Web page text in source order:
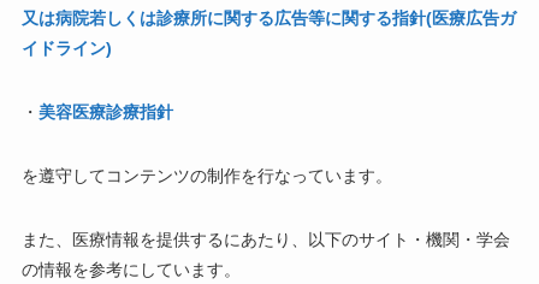
又は病院若しくは診療所に関する広告等に関する指針(医療広告ガ
イドライン)
・ 美容医療診療指針
を遵守してコンテンツの制作を行なっています。
また、医療情報を提供するにあたり、以下のサイト・機関・学会
の情報を参考にしています。